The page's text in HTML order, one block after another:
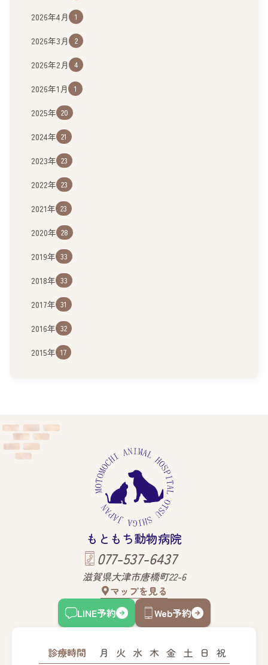
2026年4月 1
2026年3月 2
2026年2月 4
2026年1月 1
2025年 20
2024年 21
2023年 23
2022年 23
2021年 23
2020年 28
2019年 33
2018年 33
2017年 31
2016年 32
2015年 17
もともち動物病院
077-537-6437
滋賀県大津市唐橋町22-6
マップを見る
LINE予約
Web予約
診療時間 月 火 水 木 金 土 日 祝